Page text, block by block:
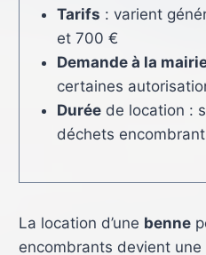
Tarifs : varient
et 700 €
Demande à la
certaines
Durée de location :
déchets
La location d’une benne
encombrants devient